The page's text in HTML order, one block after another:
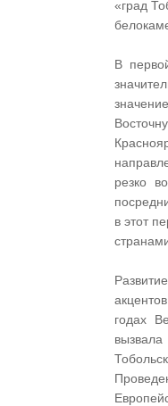
«град
В
резко
в этот
годах